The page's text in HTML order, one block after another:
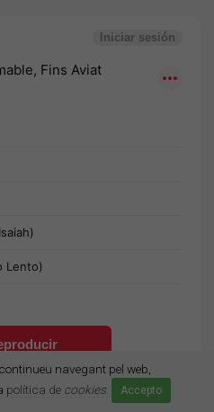
navegant pel web,
política de cookies. Accepto